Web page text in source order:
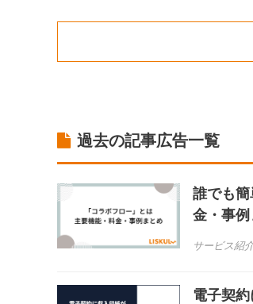
過去の記事広告一覧
誰でも
金・事
サービス紹
電子契